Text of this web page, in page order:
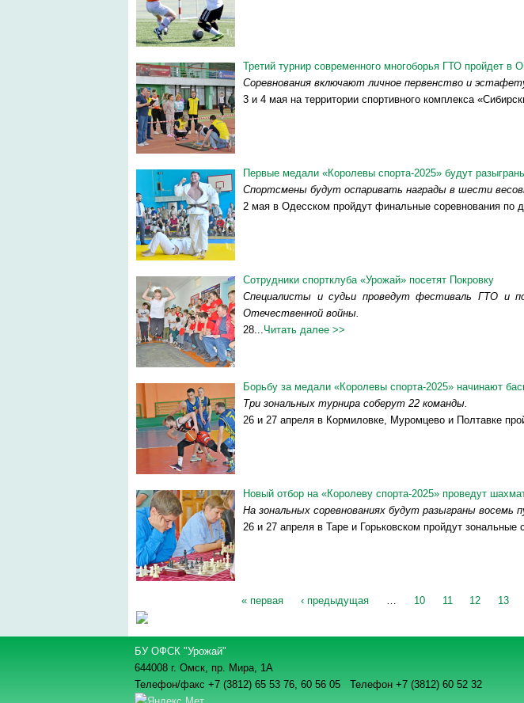
Третий турнир современного многоборья ГТО пройдет в
Соревнования включают личное первенство и
3 и 4 мая на территории спортивного комплекса
Первые медали «Королевы спорта-2025» будут
Спортсмены будут оспаривать награды в шести
2 мая в Одесском пройдут финальные соревнования по
Сотрудники спортклуба «Урожай» посетят Покровку
Специалисты и судьи проведут фестиваль ГТО и
Отечественной войны.
28...Читать далее >>
Борьбу за медали «Королевы спорта-2025» начинают
Три зональных турнира соберут 22 команды.
26 и 27 апреля в Кормиловке, Муромцево и Полтавке
Новый отбор на «Королеву спорта-2025» проведут
На зональных соревнованиях будут разыграны восемь
26 и 27 апреля в Таре и Горьковском пройдут зональные
Страницы
« первая ‹ предыдущая … 10 11 12 13
БУ ОФСК "Урожай"
644008 г. Омск, пр. Мира, 1А
Телефон/факс +7 (3812) 65 53 76, 60 56 05 Телефон +7 (3812) 60 52 32